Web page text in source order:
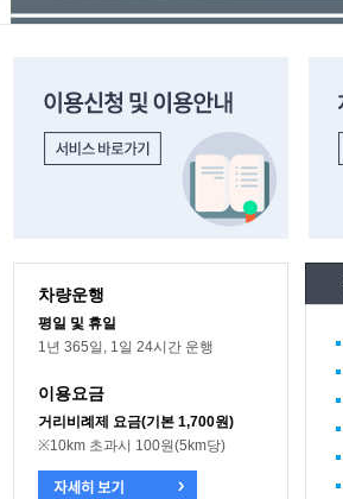
차량운행
평일 및 휴일
1년 365일, 1일 24시간 운행
이용요금
거리비례제 요금(기본 1,700원)
※10km 초과시 100원(5km당)